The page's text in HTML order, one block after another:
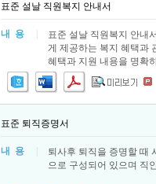
표준 설날 직원복지 안내서
내 용
표준 설날 직원복지 안내
게 제공하는 복지 혜택과
혜택과 지원 내용을 명확
표준 퇴직증명서
내 용
퇴사후 퇴직을 증명할 때
으로 구성되어 있으며 직